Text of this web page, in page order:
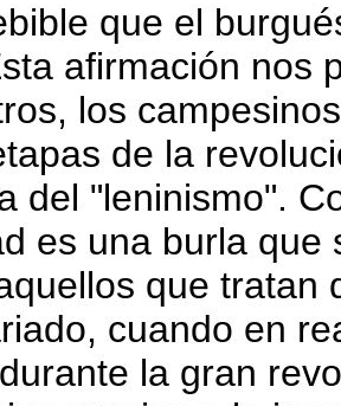
que el
afirmación nos
los
de la
del "leninismo".
es una burla
que tratan
cuando en
la gran